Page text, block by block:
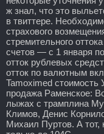
ж знал, что это
в твиттере.
страхового
стремительного
счетов — с 1 января
отток рублевых
отток по валютным
Tamoximed стоимость
продажа Раменское:
лыжах с трамплина
Климов, Денис
Михаил Пуртов. А